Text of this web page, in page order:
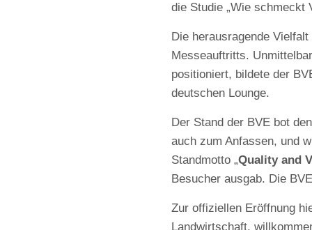
die Studie „Wie schmeckt
Die herausragende
Messeauftritts.
positioniert, bildete der
deutschen Lounge.
Der Stand der BVE bot
auch zum Anfassen, und
Standmotto „Quality and
Besucher ausgab. Die
Zur offiziellen Eröffnung
Landwirtschaft,